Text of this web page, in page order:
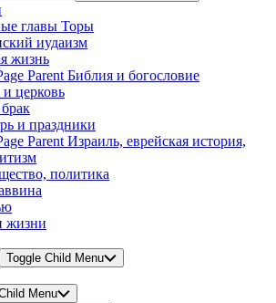
главы Торы
иудаизм
жизнь
Parent Библия и богословие
церковь
и праздники
Parent Израиль, еврейская история,
политика
жизни
Toggle Child Menu
Menu